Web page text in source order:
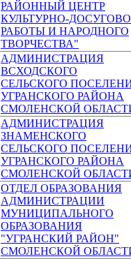
РАЙОННЫЙ ЦЕНТР
КУЛЬТУРНО-
РАБОТЫ И НАРОДНОГО
ТВОРЧЕСТВА"
АДМИНИСТРАЦИЯ
ВСХОДСКОГО
СЕЛЬСКОГО
УГРАНСКОГО РАЙОНА
СМОЛЕНСКОЙ
АДМИНИСТРАЦИЯ
ЗНАМЕНСКОГО
СЕЛЬСКОГО
УГРАНСКОГО РАЙОНА
СМОЛЕНСКОЙ
ОТДЕЛ ОБРАЗОВАНИЯ
АДМИНИСТРАЦИИ
МУНИЦИПАЛЬНОГО
ОБРАЗОВАНИЯ
"УГРАНСКИЙ РАЙОН"
СМОЛЕНСКОЙ